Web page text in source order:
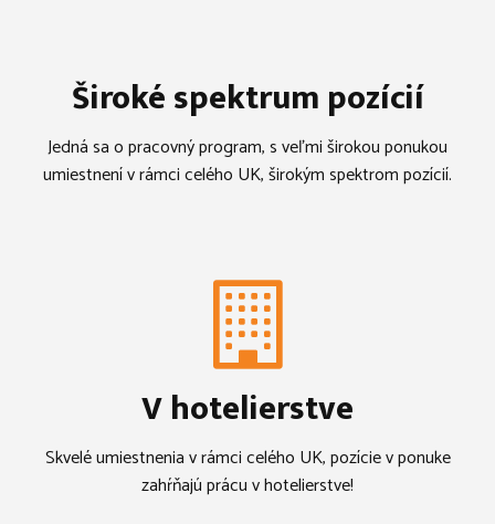
Široké spektrum pozícií
Jedná sa o pracovný program, s veľmi širokou ponukou
umiestnení v rámci celého UK, širokým spektrom pozícií.
V hotelierstve
Skvelé umiestnenia v rámci celého UK, pozície v ponuke
zahŕňajú prácu v hotelierstve!